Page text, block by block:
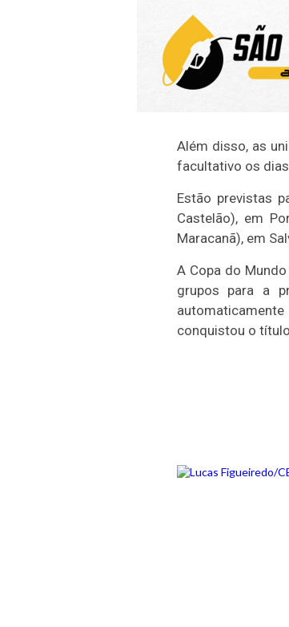
Além disso, as
facultativo os
Estão previstas
Castelão), em
Maracanã), em
A Copa do
grupos para a
conquistou o